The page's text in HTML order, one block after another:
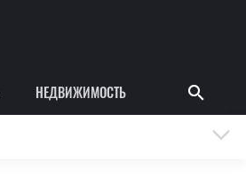
НЕДВИЖИМОСТЬ